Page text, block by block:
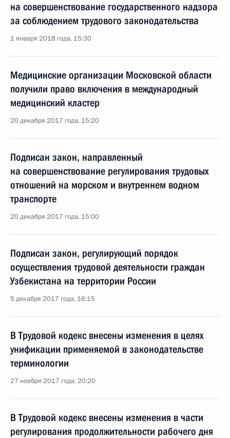
на совершенствование государственного надзора
за соблюдением трудового законодательства
1 января 2018 года, 15:30
Медицинские организации Московской области
получили право включения в международный
медицинский кластер
20 декабря 2017 года, 15:20
Подписан закон, направленный
на совершенствование регулирования трудовых
отношений на морском и внутреннем водном
транспорте
20 декабря 2017 года, 15:00
Подписан закон, регулирующий порядок
осуществления трудовой деятельности граждан
Узбекистана на территории России
5 декабря 2017 года, 16:15
В Трудовой кодекс внесены изменения в целях
унификации применяемой в законодательстве
терминологии
27 ноября 2017 года, 20:20
В Трудовой кодекс внесены изменения в части
регулирования продолжительности рабочего дня